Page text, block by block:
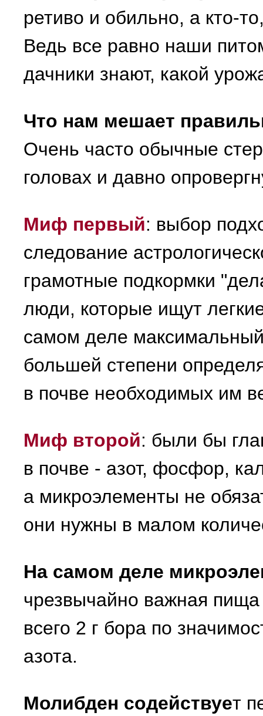
ретиво и обильно, а кто-
Ведь все равно наши
дачники знают, какой
Что нам мешает
Очень часто обычные
головах и давно
Миф первый: выбор
следование
грамотные подкормки
люди, которые ищут
самом деле
большей степени
в почве необходимых им
Миф второй: были бы
в почве - азот, фосфор,
а микроэлементы не
они нужны в малом
На самом деле
чрезвычайно важная
всего 2 г бора по
азота.
Молибден содействует